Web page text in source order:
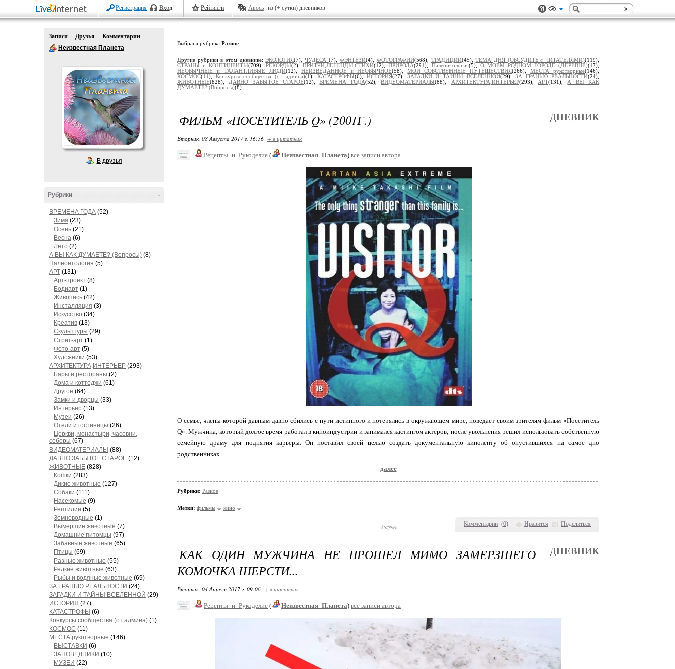
Регистрация Вход Рейтинги Авось из (+ сутки) дневников
Записи Друзья
Комментарии
Неизвестная Планета
В друзья
-
Рубрики
ВРЕМЕНА ГОДА (52)
Зима (23)
Осень (21)
Весна (6)
Лето (2)
А ВЫ КАК ДУМАЕТЕ? (Вопросы) (8)
Палеонтология (5)
АРТ (131)
Арт-проект (8)
Бодиарт (1)
Живопись (42)
Инсталляция (3)
Искусство (34)
Креатив (13)
Скульптуры (29)
Стрит-арт (1)
Фото-арт (5)
Художники (53)
АРХИТЕКТУРА,ИНТЕРЬЕР (293)
Бары и рестораны (2)
Дома и коттеджи (61)
Другое (64)
Замки и дворцы (33)
Интерьер (13)
Музеи (26)
Отели и гостиницы (26)
Церкви, монастыри, часовни,
соборы (67)
ВИДЕОМАТЕРИАЛЫ (88)
ДАВНО ЗАБЫТОЕ СТАРОЕ (12)
ЖИВОТНЫЕ (828)
Кошки (283)
Дикие животные (127)
Собаки (111)
Насекомые (9)
Рептилии (5)
Земноводные (1)
Вымершие животные (7)
Домашние питомцы (97)
Забавные животные (65)
Птицы (69)
Разные животные (55)
Редкие животные (63)
Рыбы и водяные животные (69)
ЗА ГРАНЬЮ РЕАЛЬНОСТИ (24)
ЗАГАДКИ И ТАЙНЫ ВСЕЛЕННОЙ (29)
ИСТОРИЯ (27)
КАТАСТРОФЫ (6)
Конкурсы сообщества (от админа) (1)
КОСМОС (11)
МЕСТА рукотворные (146)
ВЫСТАВКИ (6)
ЗАПОВЕДНИКИ (10)
МУЗЕИ (22)
Выбрана рубрика Разное
Другие рубрики в этом дневнике:ЭКОЛОГИЯ(7),ЧУДЕСА (7),ФЭНТЕЗИ(4),ФОТОГРАФИИ(568), ТРАДИЦИИ(45),ТЕМА ДНЯ (ОБСУДИТЬ с ЧИТАТЕЛЯМИ)(119),
СТРАНЫ и КОНТИНЕНТЫ(709),РЕКОРДЫ(2),ПРИТЧИ,ЛЕГЕНДЫ,СТИХИ(12),ПРИРОДА(291), Палеонтология(5), О МОЕМ РОДНОМ ГОРОДЕ (ДЕРЕВНЕ)(17),
НЕОБЫЧНЫЕ и ТАЛАНТЛИВЫЕ ЛЮДИ(12), НЕИЗВЕДАННОЕ и НЕОБЫЧНОЕ(58),МОИ СОБСТВЕННЫЕ ПУТЕШЕСТВИЯ(266),МЕСТА рукотворные(146),
КОСМОС(11), Конкурсы сообщества (от админа)(1), КАТАСТРОФЫ(6), ИСТОРИЯ(27), ЗАГАДКИ И ТАЙНЫ ВСЕЛЕННОЙ(29),ЗА ГРАНЬЮ РЕАЛЬНОСТИ(24),
ЖИВОТНЫЕ(828), ДАВНО ЗАБЫТОЕ СТАРОЕ(12),ВРЕМЕНА ГОДА(52),ВИДЕОМАТЕРИАЛЫ(88), АРХИТЕКТУРА,ИНТЕРЬЕР(293), АРТ(131), А ВЫ КАК
ДУМАЕТЕ? (Вопросы)(8)
Комментарии (0) Нравится Поделиться
ФИЛЬМ «ПОСЕТИТЕЛЬ Q» (2001Г.) ДНЕВНИК
Вторник, 08 Августа 2017 г. 16:56 + в цитатник
Рецепты_и_Рукоделие ( Неизвестная_Планета) все записи автора
О семье, члены которой давным-давно сбились с пути истинного и потерялись в окружающем мире, поведает своим зрителям фильм «Посетитель
Q». Мужчина, который долгое время работал в киноиндустрии и занимался кастингом актеров, после увольнения решил использовать собственную
семейную драму для поднятия карьеры. Он поставил своей целью создать документальную киноленту об опустившихся на самое дно
родственниках.
далее
Рубрики: Разное
Метки: фильмы кино
КАК ОДИН МУЖЧИНА НЕ ПРОШЕЛ МИМО ЗАМЕРЗШЕГО
КОМОЧКА ШЕРСТИ...
ДНЕВНИК
Вторник, 04 Апреля 2017 г. 09:06 + в цитатник
Рецепты_и_Рукоделие ( Неизвестная_Планета) все записи автора